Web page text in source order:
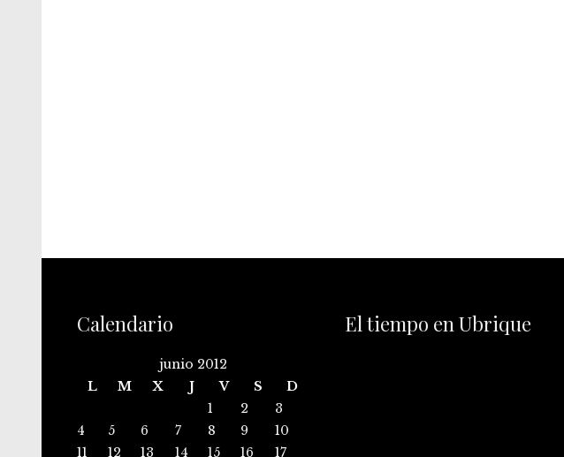
Calendario
junio 2012
L
M X J V S
D
1
2
3
4
5 6 7 8 9
10
11
12 13 14 15 16 17
El tiempo en Ubrique